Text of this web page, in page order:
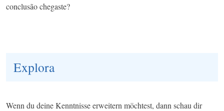
conclusão chegaste?
Explora
Wenn du deine Kenntnisse erweitern möchtest, dann schau dir